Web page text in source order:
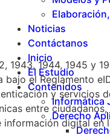
Noticias
Contáctanos
Inicio
El Estudio
Contenidos
Informática
Derecho
1943, 1944, 1945 y
el Reglamento
y
entre
digital en